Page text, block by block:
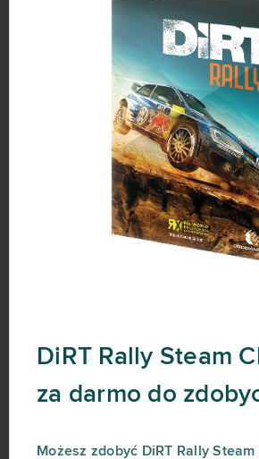
DiRT Rally Steam
za darmo do
Możesz zdobyć DiRT Rally Steam